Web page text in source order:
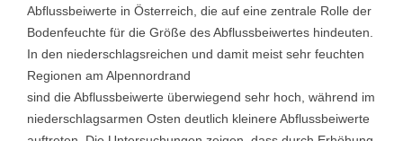
Abflussbeiwerte in Österreich, die auf eine zentrale Rolle der
Bodenfeuchte für die Größe des Abflussbeiwertes hindeuten.
In den niederschlagsreichen und damit meist sehr feuchten
Regionen am Alpennordrand
sind die Abflussbeiwerte überwiegend sehr hoch, während im
niederschlagsarmen Osten deutlich kleinere Abflussbeiwerte